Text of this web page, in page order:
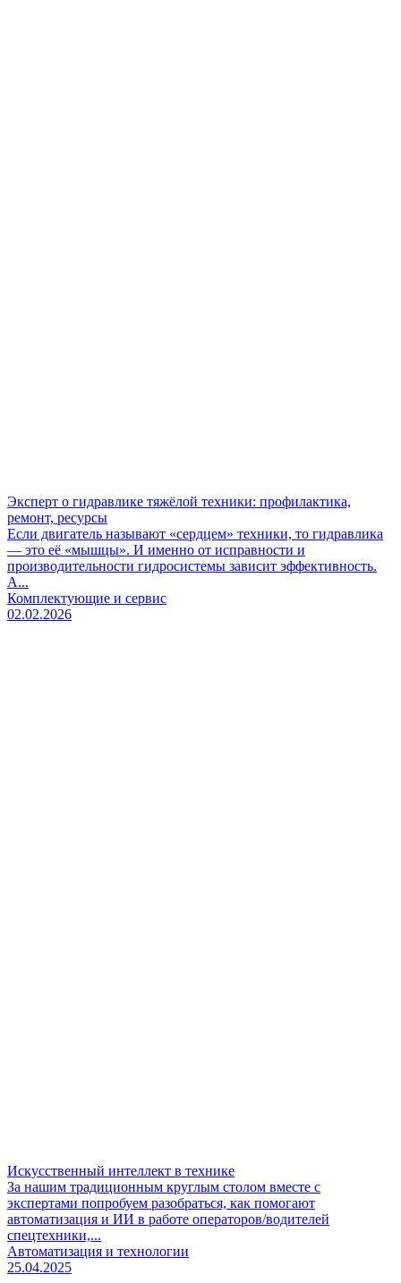
Эксперт о гидравлике тяжёлой техники: профилактика,
ремонт, ресурсы
Если двигатель называют «сердцем» техники, то гидравлика
— это её «мышцы». И именно от исправности и
производительности гидросистемы зависит эффективность.
А...
Комплектующие и сервис
02.02.2026
Искусственный интеллект в технике
За нашим традиционным круглым столом вместе с
экспертами попробуем разобраться, как помогают
автоматизация и ИИ в работе операторов/водителей
спецтехники,...
Автоматизация и технологии
25.04.2025